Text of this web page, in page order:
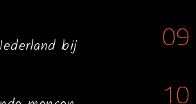
bij
09
10